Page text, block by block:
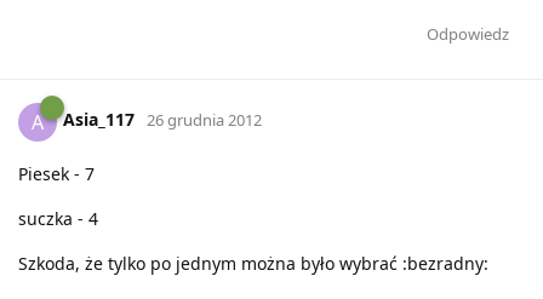
Odpowiedz
A Asia_117 26 grudnia 2012
Piesek - 7
suczka - 4
Szkoda, że tylko po jednym można było wybrać :bezradny: